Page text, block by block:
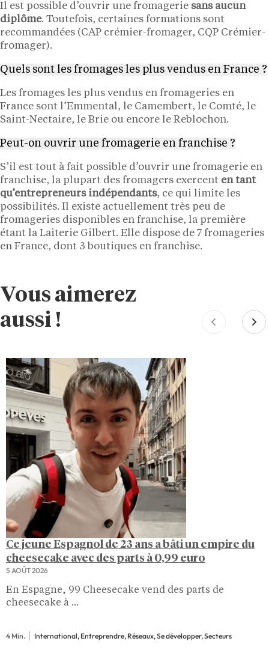
Il est possible d’ouvrir une fromagerie sans aucun
diplôme. Toutefois, certaines formations sont
recommandées (CAP crémier-fromager, CQP Crémier-
fromager).
Quels sont les fromages les plus vendus en France ?
Les fromages les plus vendus en fromageries en
France sont l’Emmental, le Camembert, le Comté, le
Saint-Nectaire, le Brie ou encore le Reblochon.
Peut-on ouvrir une fromagerie en franchise ?
S’il est tout à fait possible d’ouvrir une fromagerie en
franchise, la plupart des fromagers exercent en tant
qu’entrepreneurs indépendants, ce qui limite les
possibilités. Il existe actuellement très peu de
fromageries disponibles en franchise, la première
étant la Laiterie Gilbert. Elle dispose de 7 fromageries
en France, dont 3 boutiques en franchise.
Vous aimerez
aussi !
Ce jeune Espagnol de 23 ans a bâti un empire du
cheesecake avec des parts à 0,99 euro
5 AOÛT 2026
En Espagne, 99 Cheesecake vend des parts de
cheesecake à ...
4 Min. International, Entreprendre, Réseaux, Se développer, Secteurs